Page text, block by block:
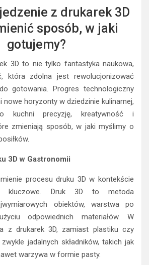
z drukarek 3D
sposób, w jaki
gotujemy?
3D to nie tylko fantastyka naukowa,
która zdolna jest rewolucjonizować
gotowania. Progres technologiczny
nowe horyzonty w dziedzinie kulinarnej,
kuchni precyzję, kreatywność i
zmieniają sposób, w jaki myślimy o
3D w Gastronomii
procesu druku 3D w kontekście
kluczowe. Druk 3D to metoda
obiektów, warstwa po
odpowiednich materiałów. W
z drukarek 3D, zamiast plastiku czy
jadalnych składników, takich jak
warzywa w formie pasty.